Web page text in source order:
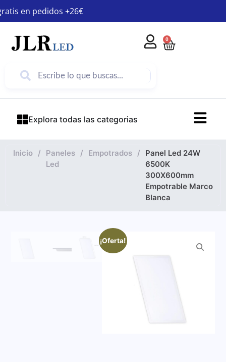
en pedidos +26€
0
Explora todas las categorias
Inicio /
Paneles
Led
/ Empotrados /
Panel Led 24W
6500K
300X600mm
Empotrable Marco
Blanca
¡Oferta!